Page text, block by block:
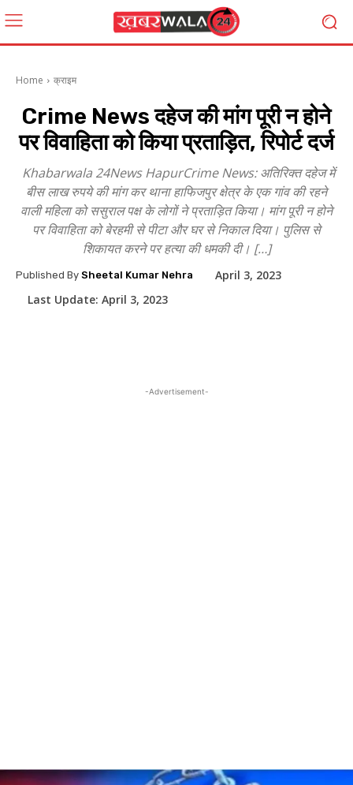
Home क्राइम
Crime News दहेज की मांग पूरी न होने
पर विवाहिता को किया प्रताड़ित, रिपोर्ट दर्ज
Khabarwala 24News HapurCrime News: अतिरिक्त दहेज में
बीस लाख रुपये की मांग कर थाना हाफिजपुर क्षेत्र के एक गांव की रहने
वाली महिला को ससुराल पक्ष के लोगों ने प्रताड़ित किया। मांग पूरी न होने
पर विवाहिता को बेरहमी से पीटा और घर से निकाल दिया। पुलिस से
शिकायत करने पर हत्या की धमकी दी। […]
Published By Sheetal Kumar Nehra
April 3, 2023
Last Update: April 3, 2023
-Advertisement-